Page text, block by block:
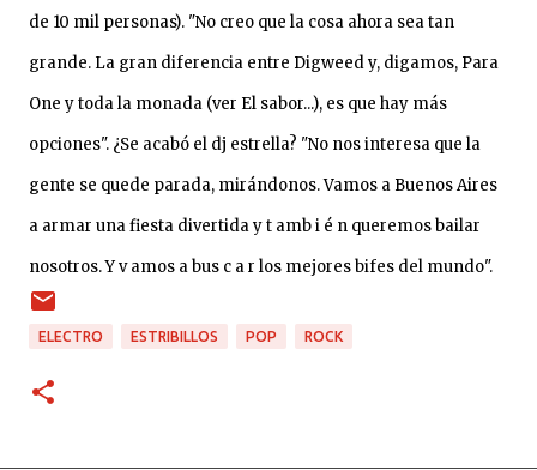
de 10 mil personas). "No creo que la cosa ahora sea tan
grande. La gran diferencia entre Digweed y, digamos, Para
One y toda la monada (ver El sabor...), es que hay más
opciones". ¿Se acabó el dj estrella? "No nos interesa que la
gente se quede parada, mirándonos. Vamos a Buenos Aires
a armar una fiesta divertida y t amb i é n queremos bailar
nosotros. Y v amos a bus c a r los mejores bifes del mundo".
ELECTRO ESTRIBILLOS POP ROCK